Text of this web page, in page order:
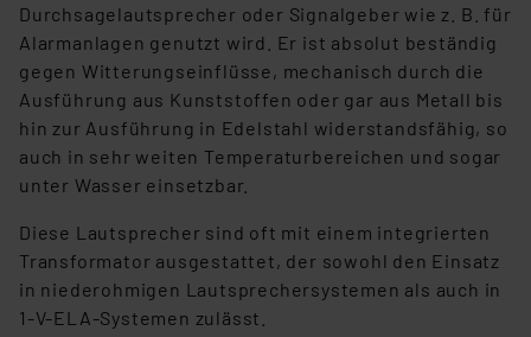
und zu der jeweiligen Datenübermittlung erhalten Sie in
der Datenschutzerklärung. Für die USA besteht kein
Angemessenheitsbeschluss der EU. Dies bedeutet,
dass die USA als Land mit unzureichendem
Datenschutz nach EU-Standards eingestuft wird. So
besteht etwa das Risiko, dass US-Behörden
personenbezogene Daten in
hiergegen Klagemöglichkeiten für Europäer bestehen.
Unsere Kooperation mit diesen Dienstleistern stützt
sich auf die Standarddatenschutzklauseln der
Europäischen Kommission sowie einer eigenen
Durchsagelautsprecher oder Signalgeber wie z. B. für
Alarmanlagen genutzt wird. Er ist absolut beständig
gegen Witterungseinflüsse, mechanisch durch die
Ausführung aus Kunststoffen oder gar aus Metall bis
hin zur Ausführung in Edelstahl widerstandsfähig, so
auch in sehr weiten Temperaturbereichen und sogar
unter Wasser einsetzbar.
Diese Lautsprecher sind oft mit einem integrierten
Transformator ausgestattet, der sowohl den Einsatz
in niederohmigen Lautsprechersystemen als auch in
1-V-ELA-Systemen zulässt.